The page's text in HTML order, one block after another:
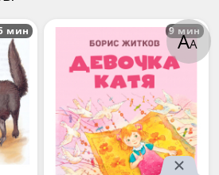
мин 9 мин
АА